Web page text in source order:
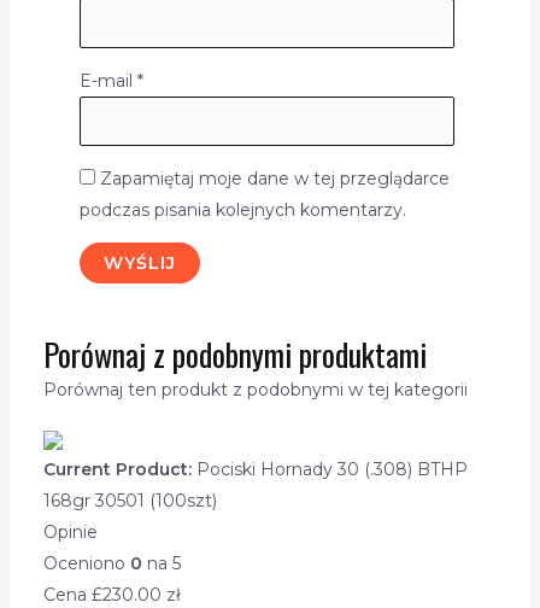
E-mail *
Zapamiętaj moje dane w tej przeglądarce
podczas pisania kolejnych komentarzy.
Porównaj z podobnymi produktami
Porównaj ten produkt z podobnymi w tej kategorii
Current Product: Pociski Hornady 30 (.308) BTHP
168gr 30501 (100szt)
Opinie
Oceniono 0 na 5
Cena £230.00 zł